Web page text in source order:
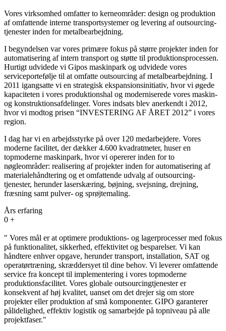
Vores virksomhed omfatter to kerneområder: design og produktion
af omfattende interne transportsystemer og levering af outsourcing-
tjenester inden for metalbearbejdning.
I begyndelsen var vores primære fokus på større projekter inden for
automatisering af intern transport og støtte til produktionsprocessen.
Hurtigt udvidede vi Gipos maskinpark og udvidede vores
serviceportefølje til at omfatte outsourcing af metalbearbejdning. I
2011 igangsatte vi en strategisk ekspansionsinitiativ, hvor vi øgede
kapaciteten i vores produktionshal og moderniserede vores maskin-
og konstruktionsafdelinger. Vores indsats blev anerkendt i 2012,
hvor vi modtog prisen “INVESTERING AF ÅRET 2012” i vores
region.
I dag har vi en arbejdsstyrke på over 120 medarbejdere. Vores
moderne facilitet, der dækker 4.600 kvadratmeter, huser en
topmoderne maskinpark, hvor vi opererer inden for to
nøgleområder: realisering af projekter inden for automatisering af
materialehåndtering og et omfattende udvalg af outsourcing-
tjenester, herunder laserskæring, bøjning, svejsning, drejning,
fræsning samt pulver- og sprøjtemaling.
Års erfaring
0 +
" Vores mål er at optimere produktions- og lagerprocesser med fokus
på funktionalitet, sikkerhed, effektivitet og besparelser. Vi kan
håndtere enhver opgave, herunder transport, installation, SAT og
operatørtræning, skræddersyet til dine behov. Vi leverer omfattende
service fra koncept til implementering i vores topmoderne
produktionsfacilitet. Vores globale outsourcingtjenester er
konsekvent af høj kvalitet, uanset om det drejer sig om store
projekter eller produktion af små komponenter. GIPO garanterer
pålidelighed, effektiv logistik og samarbejde på topniveau på alle
projektfaser."